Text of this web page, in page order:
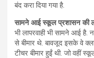
बंद करा दिया गया है.
सामने आई स्कूल प्रशासन की
भी लापरवाही भी सामने आई है.
से बीमार थे. बावजूद इसके वे
टीचर बीमार हुईं थी. जो वहीं